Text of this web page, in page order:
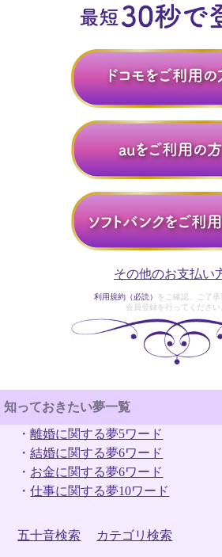
その他のお支払い
利用規約（必読）
をご確認、ご了
会員登録を行ってください
知っておきたい夢一覧
・離婚に関する夢5ワード
・結婚に関する夢6ワード
・ お金に関する夢6ワード
・仕事に関する夢10ワード
五十音検索 カテゴリ検索